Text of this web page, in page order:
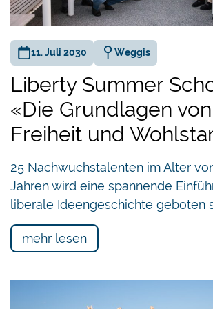
Höchste Zeit also, sich dieser
Kurzvortrag
Štěpán Drábek
, Assoziierter
Liberalen Institut und Co-Autor des
«Wer ist der grössere Versager?
Staat»
Paneldiskussion unter der
11. Juli 2030 Weggis
Liberty Summer
«Die Grundlagen
Freiheit und
25 Nachwuchstalenten im Alter
Jahren wird eine spannende
liberale Ideengeschichte geboten
mehr lesen